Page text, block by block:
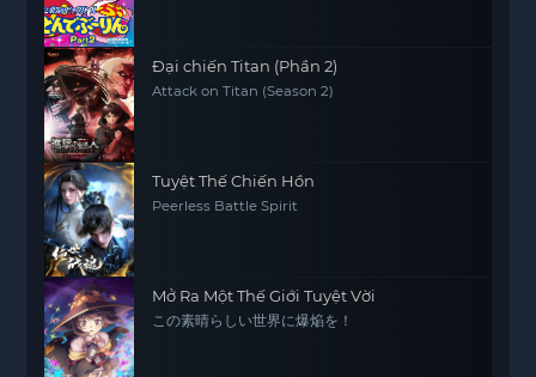
Đại chiến Titan (Phần 2)
Attack on Titan (Season 2)
Tuyệt Thế Chiến Hồn
Peerless Battle Spirit
Mở Ra Một Thế Giới Tuyệt Vời
この素晴らしい世界に爆焔を！